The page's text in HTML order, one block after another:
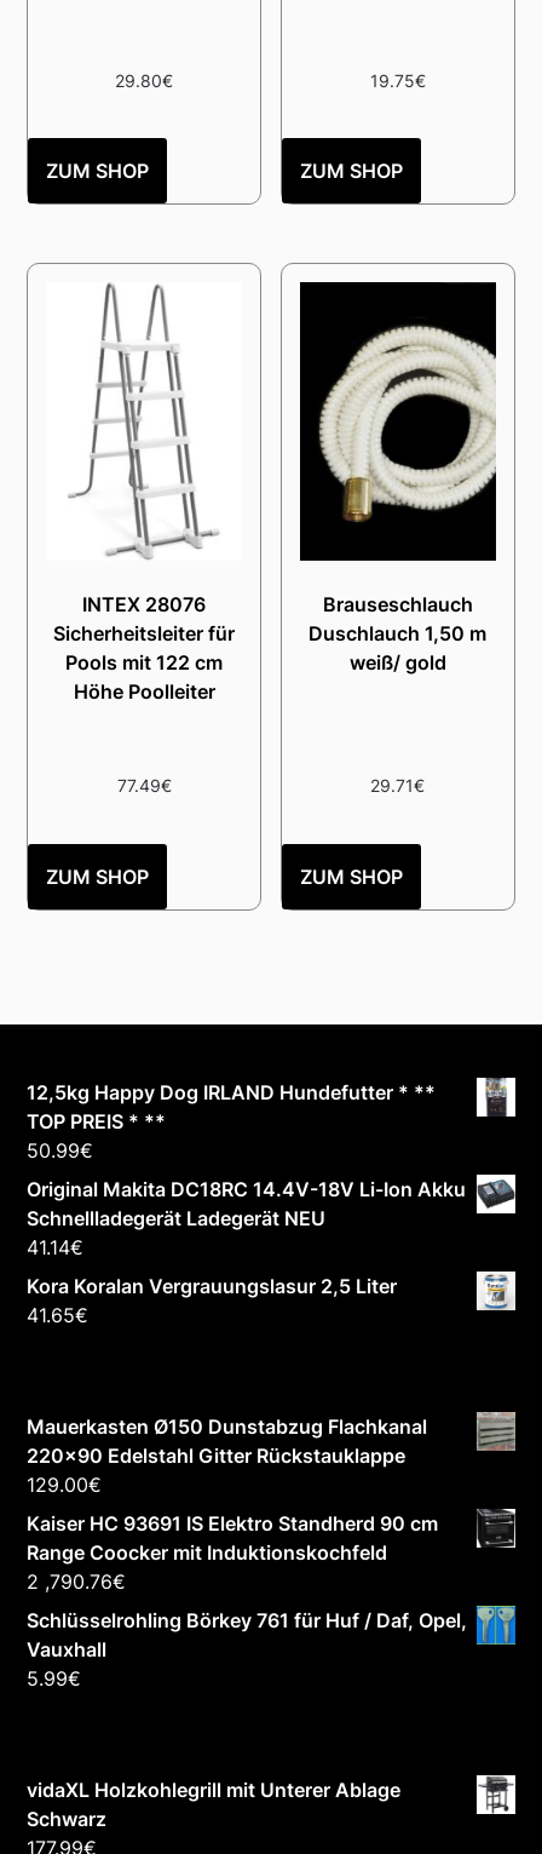
29.80€
ZUM SHOP
19.75€
ZUM SHOP
INTEX 28076
Sicherheitsleiter für
Pools mit 122 cm
Höhe Poolleiter
77.49€
ZUM SHOP
Brauseschlauch
Duschlauch 1,50 m
weiß/ gold
29.71€
ZUM SHOP
12,5kg Happy Dog IRLAND Hundefutter * **
TOP PREIS * **
50.99€
Original Makita DC18RC 14.4V-18V Li-Ion Akku
Schnellladegerät Ladegerät NEU
41.14€
Kora Koralan Vergrauungslasur 2,5 Liter
41.65€
Mauerkasten Ø150 Dunstabzug Flachkanal
220x90 Edelstahl Gitter Rückstauklappe
129.00€
Kaiser HC 93691 IS Elektro Standherd 90 cm
Range Coocker mit Induktionskochfeld
2 ,790.76€
Schlüsselrohling Börkey 761 für Huf / Daf, Opel,
Vauxhall
5.99€
vidaXL Holzkohlegrill mit Unterer Ablage
Schwarz
177.99€